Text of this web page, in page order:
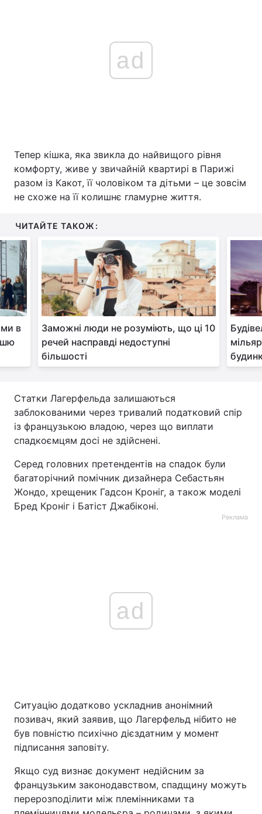
ad
Тепер кішка, яка звикла до найвищого рівня
комфорту, живе у звичайній квартирі в Парижі
разом із Какот, її чоловіком та дітьми – це зовсім
не схоже на її колишнє гламурне життя.
ЧИТАЙТЕ ТАКОЖ:
в
Заможні люди не розуміють, що ці 10
речей насправді недоступні
більшості
Статки Лагерфельда залишаються
заблокованими через тривалий податковий спір
із французькою владою, через що виплати
спадкоємцям досі не здійснені.
Серед головних претендентів на спадок були
багаторічний помічник дизайнера Себастьян
Жондо, хрещеник Гадсон Кроніг, а також моделі
Бред Кроніг і Батіст Джабіконі.
Реклама
ad
Ситуацію додатково ускладнив анонімний
позивач, який заявив, що Лагерфельд нібито не
був повністю психічно дієздатним у момент
підписання заповіту.
Якщо суд визнає документ недійсним за
французьким законодавством, спадщину можуть
перерозподілити між племінниками та